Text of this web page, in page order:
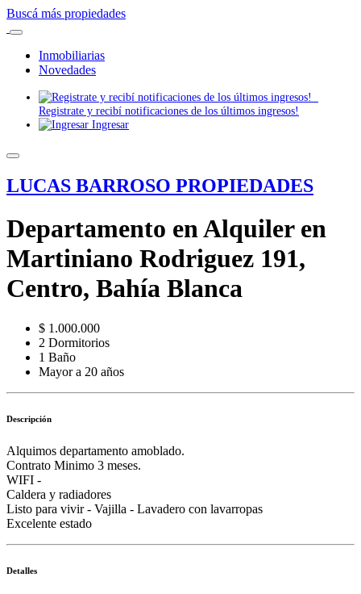
Buscá más propiedades
Inmobiliarias
Novedades
Registrate y recibí notificaciones de los últimos ingresos!
Ingresar
LUCAS BARROSO PROPIEDADES
Departamento en Alquiler en
Martiniano Rodriguez 191,
Centro, Bahía Blanca
$ 1.000.000
2 Dormitorios
1 Baño
Mayor a 20 años
Descripción
Alquimos departamento amoblado.
Contrato Minimo 3 meses.
WIFI -
Caldera y radiadores
Listo para vivir - Vajilla - Lavadero con lavarropas
Excelente estado
Detalles